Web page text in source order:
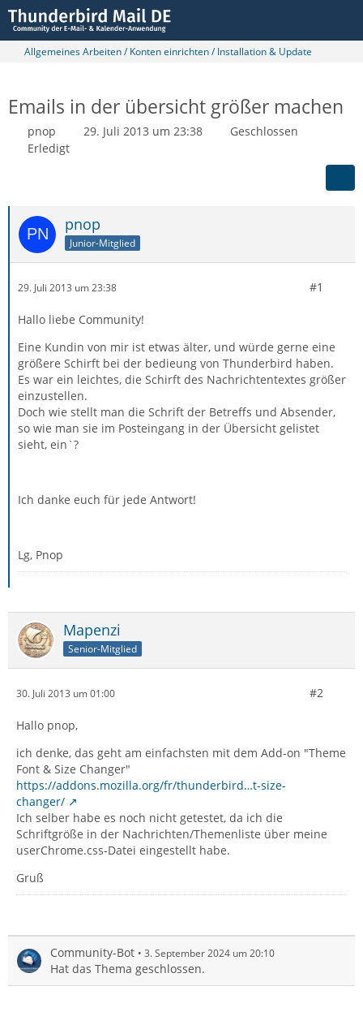
Allgemeines Arbeiten / Konten einrichten / Installation & Update
Emails in der übersicht größer machen
pnop 29. Juli 2013 um 23:38
Geschlossen
Erledigt
pnop
Junior-Mitglied
29. Juli 2013 um 23:38 #1
Hallo liebe Community!
Eine Kundin von mir ist etwas älter, und würde gerne eine
größere Schirft bei der bedieung von Thunderbird haben.
Es war ein leichtes, die Schirft des Nachrichtentextes größer
einzustellen.
Doch wie stellt man die Schrift der Betreffs und Absender,
so wie man sie im Posteingang in der Übersicht gelistet
sieht, ein`?
Ich danke euch für jede Antwort!
Lg, Pnop
Mapenzi
Senior-Mitglied
30. Juli 2013 um 01:00 #2
Hallo pnop,
ich denke, das geht am einfachsten mit dem Add-on "Theme
Font & Size Changer"
https://addons.mozilla.org/fr/thunderbird…t-size-
changer/
Ich selber habe es noch nicht getestet, da ich die
Schriftgröße in der Nachrichten/Themenliste über meine
userChrome.css-Datei eingestellt habe.
Gruß
Community-Bot 3. September 2024 um 20:10
Hat das Thema geschlossen.